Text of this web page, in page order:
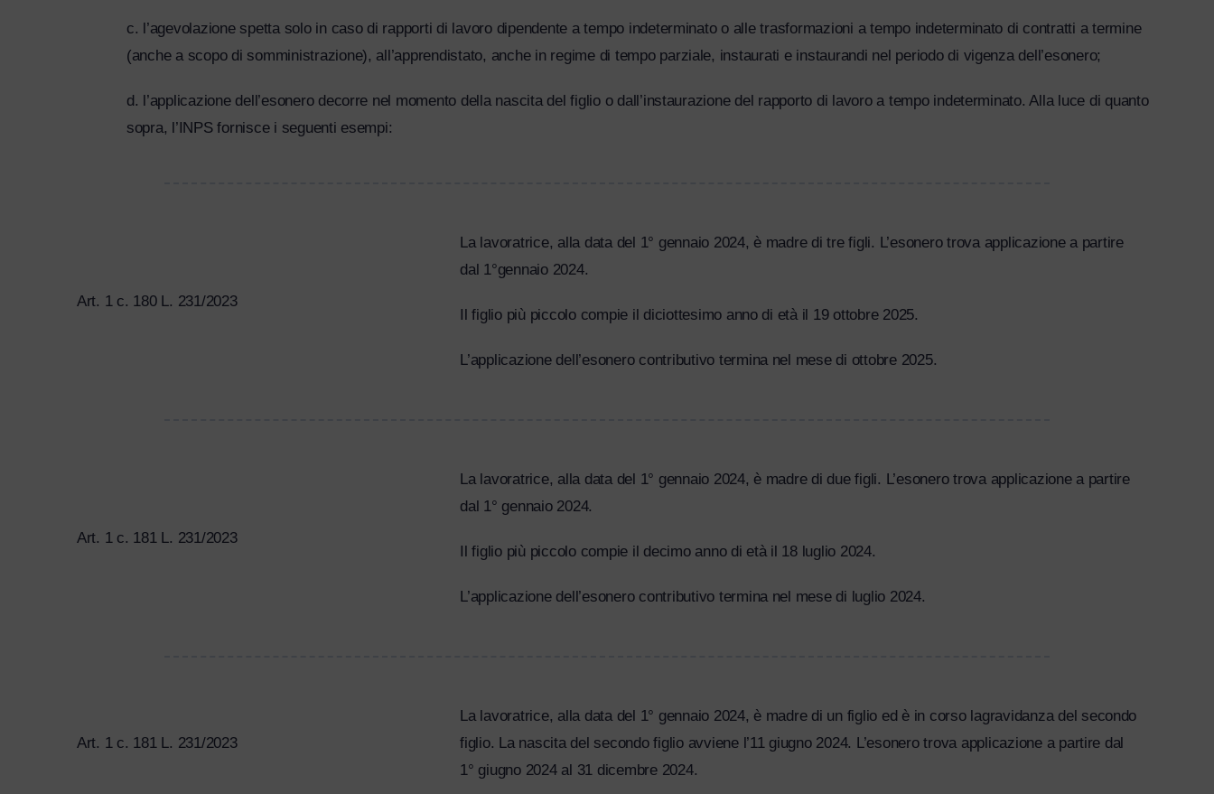
c. l’agevolazione spetta solo in caso di rapporti di lavoro dipendente a tempo indeterminato o alle trasformazioni a tempo indeterminato di contratti a termine
(anche a scopo di somministrazione), all’apprendistato, anche in regime di tempo parziale, instaurati e instaurandi nel periodo di vigenza dell’esonero;
d. l’applicazione dell’esonero decorre nel momento della nascita del figlio o dall’instaurazione del rapporto di lavoro a tempo indeterminato. Alla luce di quanto
sopra, l’INPS fornisce i seguenti esempi:
Art. 1 c. 180 L. 231/2023
La lavoratrice, alla data del 1° gennaio 2024, è madre di tre figli. L’esonero trova applicazione a partire
dal 1°gennaio 2024.
Il figlio più piccolo compie il diciottesimo anno di età il 19 ottobre 2025.
L’applicazione dell’esonero contributivo termina nel mese di ottobre 2025.
Art. 1 c. 181 L. 231/2023
La lavoratrice, alla data del 1° gennaio 2024, è madre di due figli. L’esonerotrova applicazione a partire
dal 1° gennaio 2024.
Il figlio più piccolo compie il decimo anno di età il 18 luglio 2024.
L’applicazione dell’esonero contributivo termina nel mese di luglio 2024.
Art. 1 c. 181 L. 231/2023
La lavoratrice, alla data del 1° gennaio 2024, è madre di un figlio ed è in corso lagravidanza del secondo
figlio. La nascita del secondo figlio avviene l’11 giugno 2024. L’esonero trova applicazione a partire dal
1° giugno 2024 al 31 dicembre 2024.